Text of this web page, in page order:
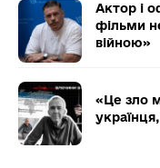
Актор і
фільми
війною»
«Це зло